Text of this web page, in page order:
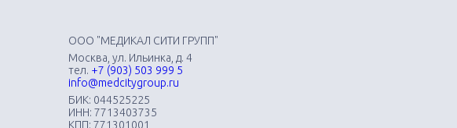
ООО "МЕДИКАЛ СИТИ ГРУПП"
Москва, ул. Ильинка, д. 4
тел. +7 (903) 503 999 5
info@medcitygroup.ru
БИК: 044525225
ИНН: 7713403735
КПП: 771301001